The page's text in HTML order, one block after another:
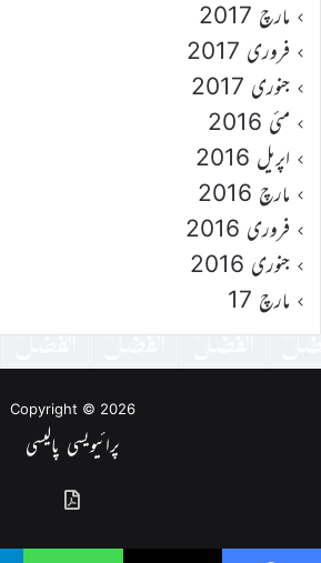
مارچ 2017
فروری 2017
جنوری 2017
مئی 2016
اپریل 2016
مارچ 2016
فروری 2016
جنوری 2016
مارچ 17
Copyright © 2026
پرائیویسی پالیسی
گذشتہ
شمارے